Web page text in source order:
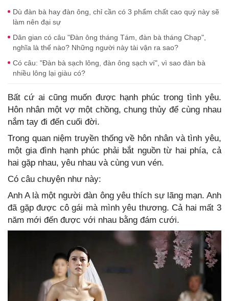
Dù đàn bà hay đàn ông, chỉ cần có 3 phẩm chất cao quý này sẽ
làm nên đại sự
Dân gian có câu "Đàn ông tháng Tám, đàn bà tháng Chạp",
nghĩa là thế nào? Những người này tài vận ra sao?
Có câu: "Đàn bà sạch lông, đàn ông sạch ví", vì sao đàn bà
nhiều lông lại giàu có?
Bất cứ ai cũng muốn được hạnh phúc trong tình yêu.
Hôn nhân một vợ một chồng, chung thủy để cùng nhau
nắm tay đi đến cuối đời.
Trong quan niệm truyền thống về hôn nhân và tình yêu,
một gia đình hạnh phúc phải bắt nguồn từ hai phía, cả
hai gặp nhau, yêu nhau và cùng vun vén.
Có câu chuyện như này:
Anh A là một người đàn ông yêu thích sự lãng mạn. Anh
đã gặp được cô gái mà mình yêu thương. Cả hai mất 3
năm mới đến được với nhau bằng đám cưới.